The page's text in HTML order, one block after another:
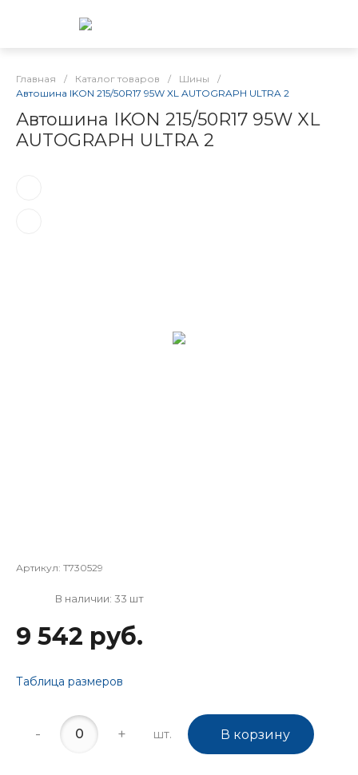
Главная / Каталог товаров / Шины
/
Автошина IKON 215/50R17 95W XL AUTOGRAPH ULTRA 2
Автошина IKON 215/50R17 95W XL
AUTOGRAPH ULTRA 2
Артикул: T730529
В наличии: 33 шт
9 542 руб.
Таблица размеров
- + шт. В корзину